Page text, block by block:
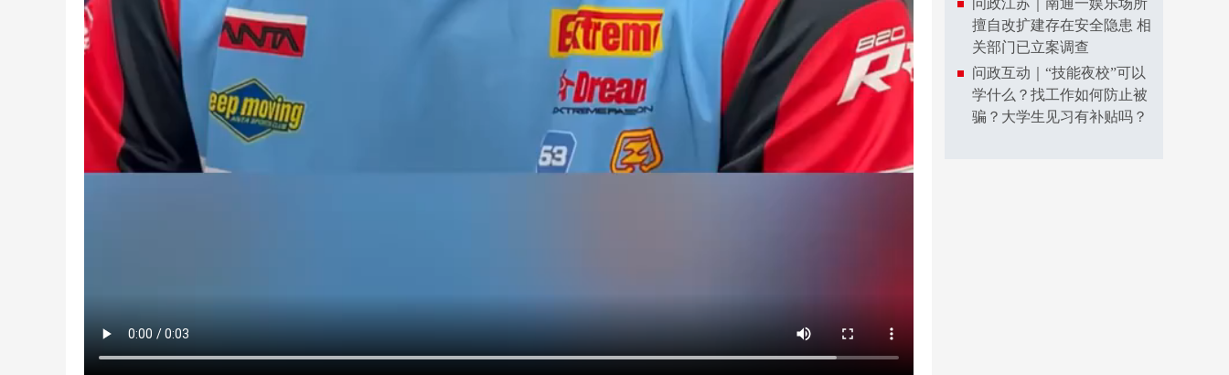
问政江苏｜南通一娱乐场所
擅自改扩建存在安全隐患 相
关部门已立案调查
问政互动｜“技能夜校”可以
学什么？找工作如何防止被
骗？大学生见习有补贴吗？